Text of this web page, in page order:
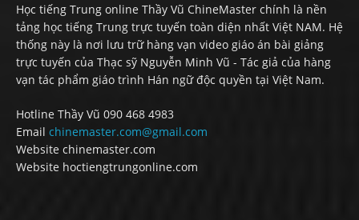
Học tiếng Trung online Thầy Vũ ChineMaster chính là nền
tảng học tiếng Trung trực tuyến toàn diện nhất Việt NAM. Hệ
thống này là nơi lưu trữ hàng vạn video giáo án bài giảng
trực tuyến của Thạc sỹ Nguyễn Minh Vũ - Tác giả của hàng
vạn tác phẩm giáo trình Hán ngữ độc quyền tại Việt Nam.
Hotline Thầy Vũ 090 468 4983
Email chinemaster.com@gmail.com
Website chinemaster.com
Website hoctiengtrungonline.com